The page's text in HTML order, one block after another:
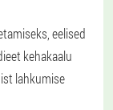
eelised
kehakaalu
lahkumise